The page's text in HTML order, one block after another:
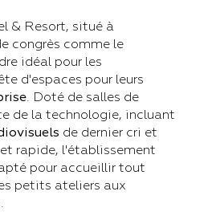
& Resort, situé à
congrès comme le
idéal pour les
d'espaces pour leurs
. Doté de salles de
de la technologie, incluant
de dernier cri et
rapide, l'établissement
pour accueillir tout
petits ateliers aux
.